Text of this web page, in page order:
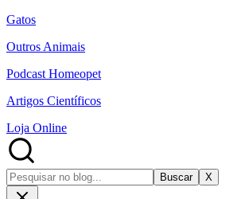
Gatos
Outros Animais
Podcast Homeopet
Artigos Científicos
Loja Online
Buscar X